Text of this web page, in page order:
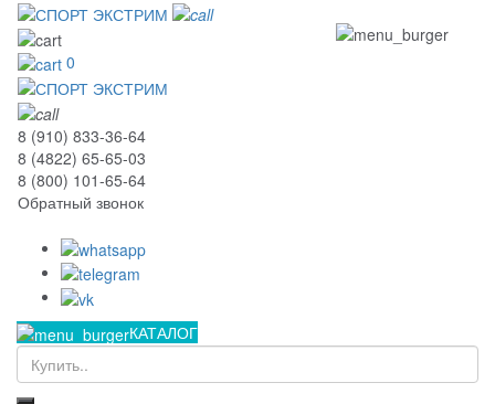
0
8 (910) 833-36-64
8 (4822) 65-65-03
8 (800) 101-65-64
Обратный звонок
КАТАЛОГ